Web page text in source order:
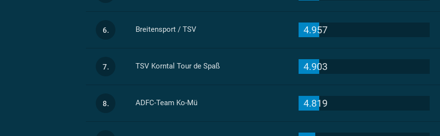
6. Breitensport / TSV 4.957
7. TSV Korntal Tour de Spaß 4.903
8. ADFC-Team Ko-Mü 4.819